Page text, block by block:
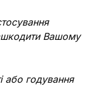
Вашому
або годування